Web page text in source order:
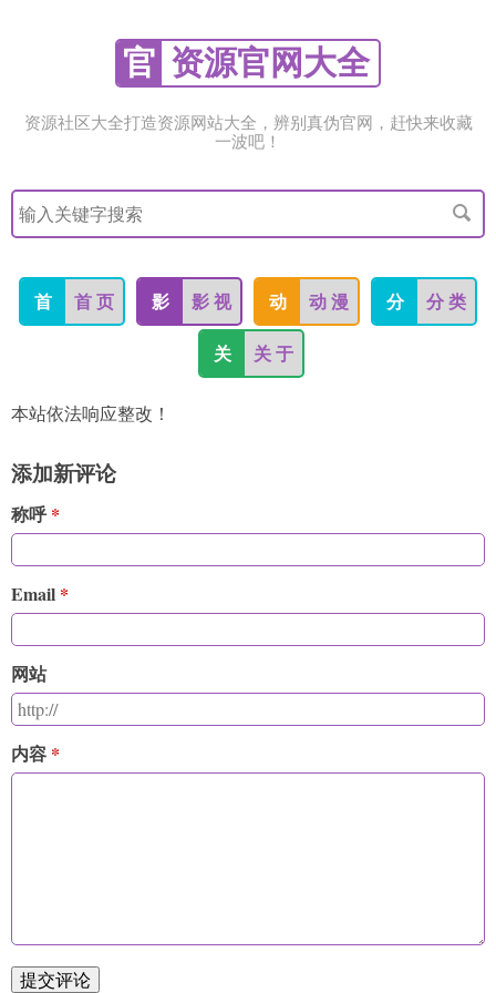
官 资源官网大全
资源社区大全打造资源网站大全，辨别真伪官网，赶快来收藏
一波吧！
搜
索
关
字
首 首 页 影 影 视 动 动 漫 分 分 类
关 关 于
本站依法响应整改！
添加新评论
称呼
Email
网站
内容
提交评论